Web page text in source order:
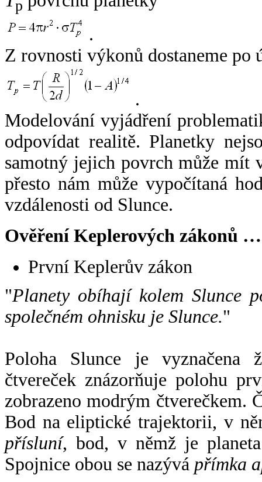
p
.
Z rovnosti výkonů dostaneme po
.
Modelování vyjádření
odpovídat realitě. Planetky
samotný jejich povrch může mít
přesto nám může vypočítaná
vzdálenosti od Slunce.
Ověření Keplerových zákonů …
První Keplerův zákon
"Planety obíhají kolem Slunce
společném ohnisku je Slunce."
Poloha Slunce je vyznačena
čtvereček znázorňuje polohu
zobrazeno modrým čtverečkem.
Bod na eliptické trajektorii, v
přísluní, bod, v němž je
Spojnice obou se nazývá přímka